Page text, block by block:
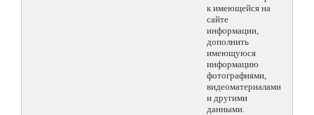
к имеющейся на
сайте
информации,
дополнить
имеющуюся
информацию
фотографиями,
видеоматериалами
и другими
данными.